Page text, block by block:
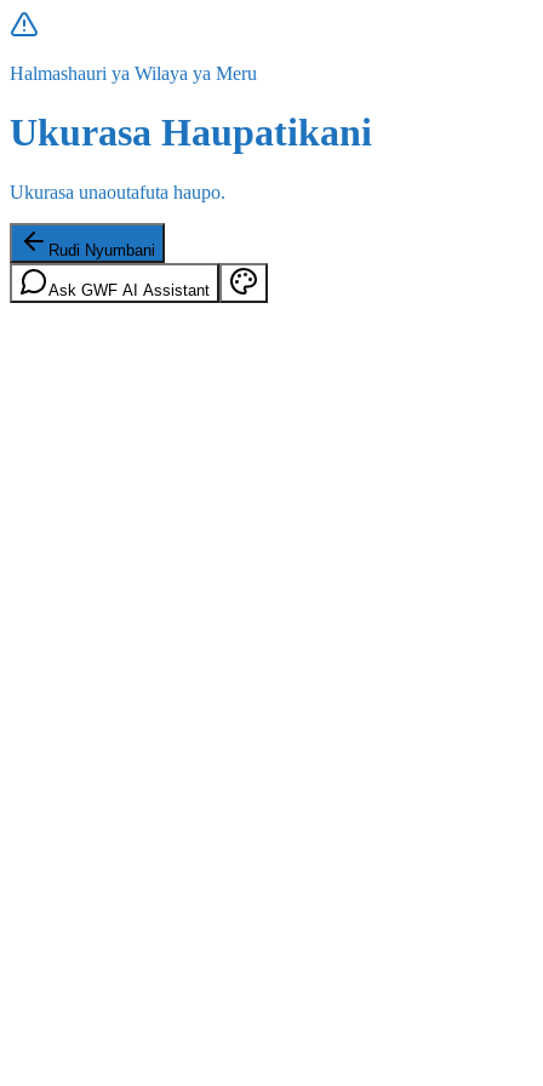
Halmashauri ya Wilaya ya Meru
Ukurasa Haupatikani
Ukurasa unaoutafuta haupo.
Rudi Nyumbani
Ask GWF AI Assistant